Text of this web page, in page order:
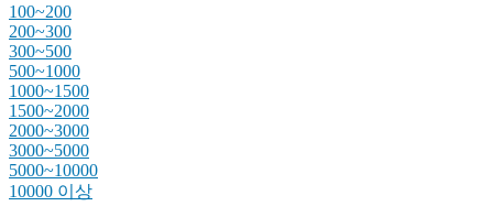
100~200
200~300
300~500
500~1000
1000~1500
1500~2000
2000~3000
3000~5000
5000~10000
10000 이상